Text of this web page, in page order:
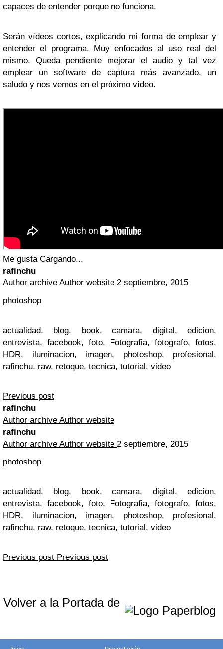
capaces de entender porque no funciona.
Serán vídeos cortos, explicando mi forma de emplear y
entender el programa. Muy enfocados al uso real del
mismo. Queda pendiente mejorar el audio y tal vez
emplear un software de captura más avanzado, un
saludo y nos vemos en el próximo vídeo.
Me gusta Cargando...
rafinchu
Author archive Author website 2 septiembre, 2015
photoshop
actualidad, blog, book, camara, digital, edicion,
entrevista, facebook, foto, Fotografia, fotografo, fotos,
HDR, iluminacion, imagen, photoshop, profesional,
rafinchu, raw, retoque, tecnica, tutorial, video
Previous post
rafinchu
Author archive Author website
rafinchu
Author archive Author website 2 septiembre, 2015
photoshop
actualidad, blog, book, camara, digital, edicion,
entrevista, facebook, foto, Fotografia, fotografo, fotos,
HDR, iluminacion, imagen, photoshop, profesional,
rafinchu, raw, retoque, tecnica, tutorial, video
Previous post Previous post
Volver a la Portada de